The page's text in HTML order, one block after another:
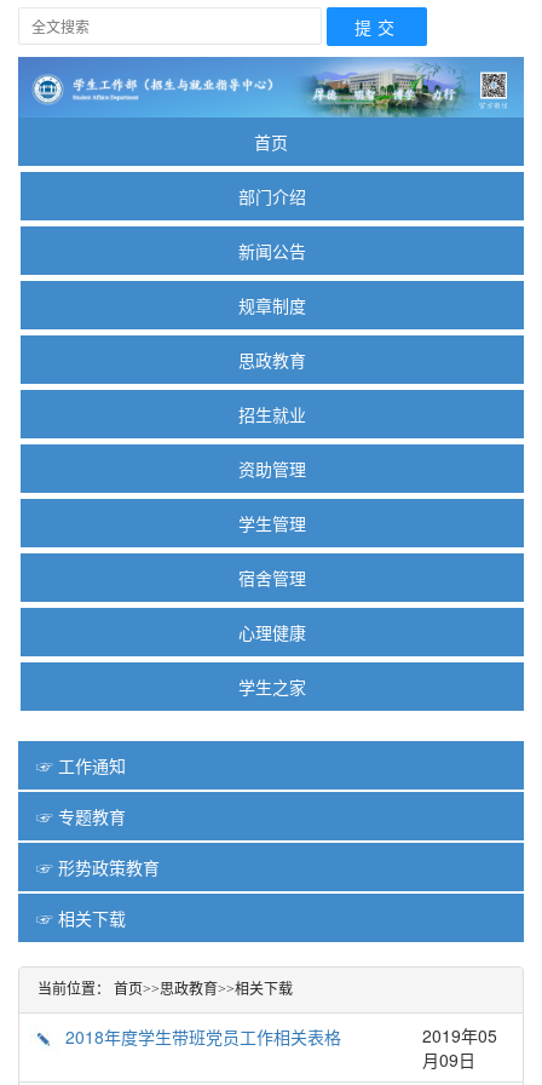
首页
部门介绍
新闻公告
规章制度
思政教育
招生就业
资助管理
学生管理
宿舍管理
心理健康
学生之家
☞ 工作通知
☞ 专题教育
☞ 形势政策教育
☞ 相关下载
当前位置： 首页>>思政教育>>相关下载
2018年度学生带班党员工作相关表格
2019年05
月09日